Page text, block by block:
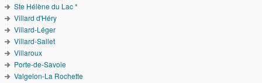
Ste Hélène du Lac *
Villard d'Héry
Villard-Léger
Villard-Sallet
Villaroux
Porte-de-Savoie
Valgelon-La Rochette